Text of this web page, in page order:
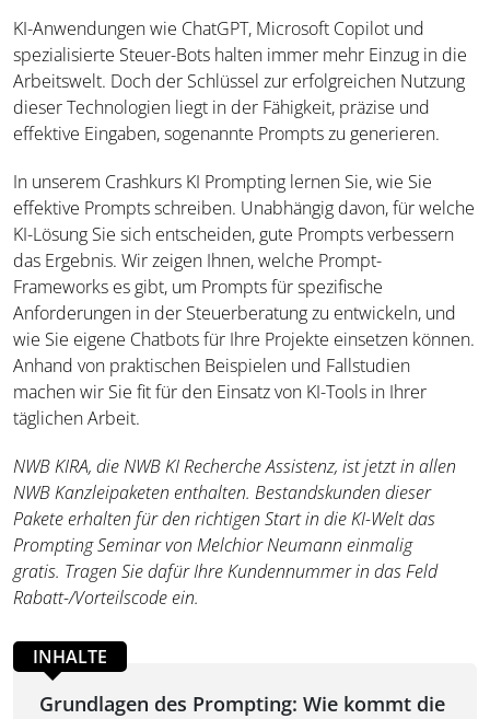
KI-Anwendungen wie ChatGPT, Microsoft Copilot und
spezialisierte Steuer-Bots halten immer mehr Einzug in die
Arbeitswelt. Doch der Schlüssel zur erfolgreichen Nutzung
dieser Technologien liegt in der Fähigkeit, präzise und
effektive Eingaben, sogenannte Prompts zu generieren.
In unserem Crashkurs KI Prompting lernen Sie, wie Sie
effektive Prompts schreiben. Unabhängig davon, für welche
KI-Lösung Sie sich entscheiden, gute Prompts verbessern
das Ergebnis. Wir zeigen Ihnen, welche Prompt-
Frameworks es gibt, um Prompts für spezifische
Anforderungen in der Steuerberatung zu entwickeln, und
wie Sie eigene Chatbots für Ihre Projekte einsetzen können.
Anhand von praktischen Beispielen und Fallstudien
machen wir Sie fit für den Einsatz von KI-Tools in Ihrer
täglichen Arbeit.
NWB KIRA, die NWB KI Recherche Assistenz, ist jetzt in allen
NWB Kanzleipaketen enthalten. Bestandskunden dieser
Pakete erhalten für den richtigen Start in die KI-Welt das
Prompting Seminar von Melchior Neumann einmalig
gratis. Tragen Sie dafür Ihre Kundennummer in das Feld
Rabatt-/Vorteilscode ein.
INHALTE
Grundlagen des Prompting: Wie kommt die